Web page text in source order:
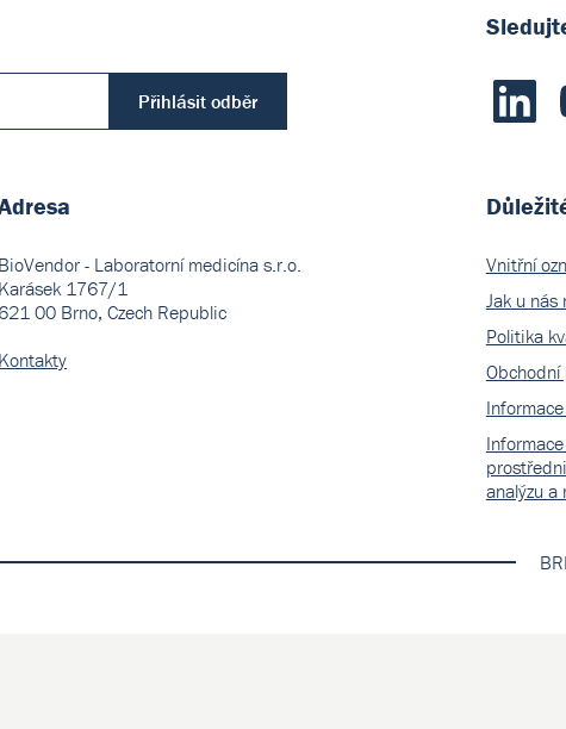
Přihlásit odběr
BioVendor - Laboratorní medicína s.r.o.
Karásek 1767/1
621 00 Brno, Czech Republic
Kontakty
Vnitřní
Jak u nás
Politika
Obchodní
analýzu a